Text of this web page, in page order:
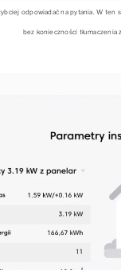
odpowiadać na pytania. W
bez konieczności tłumaczenia